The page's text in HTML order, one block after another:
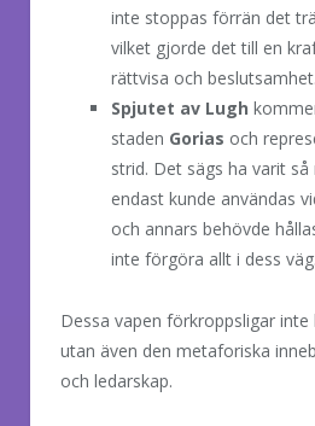
inte stoppas förrän det
vilket gjorde det till en
rättvisa och beslutsamhet.
Spjutet av Lugh
staden Gorias och
strid. Det sägs ha varit
endast kunde användas
och annars behövde
inte förgöra allt i dess väg.
Dessa vapen förkroppsligar inte
utan även den metaforiska
och ledarskap.